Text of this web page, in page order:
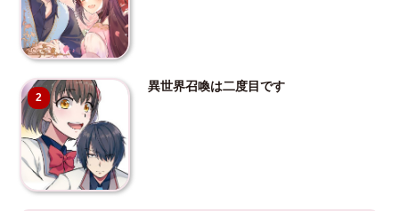
2
異世界召喚は二度目です